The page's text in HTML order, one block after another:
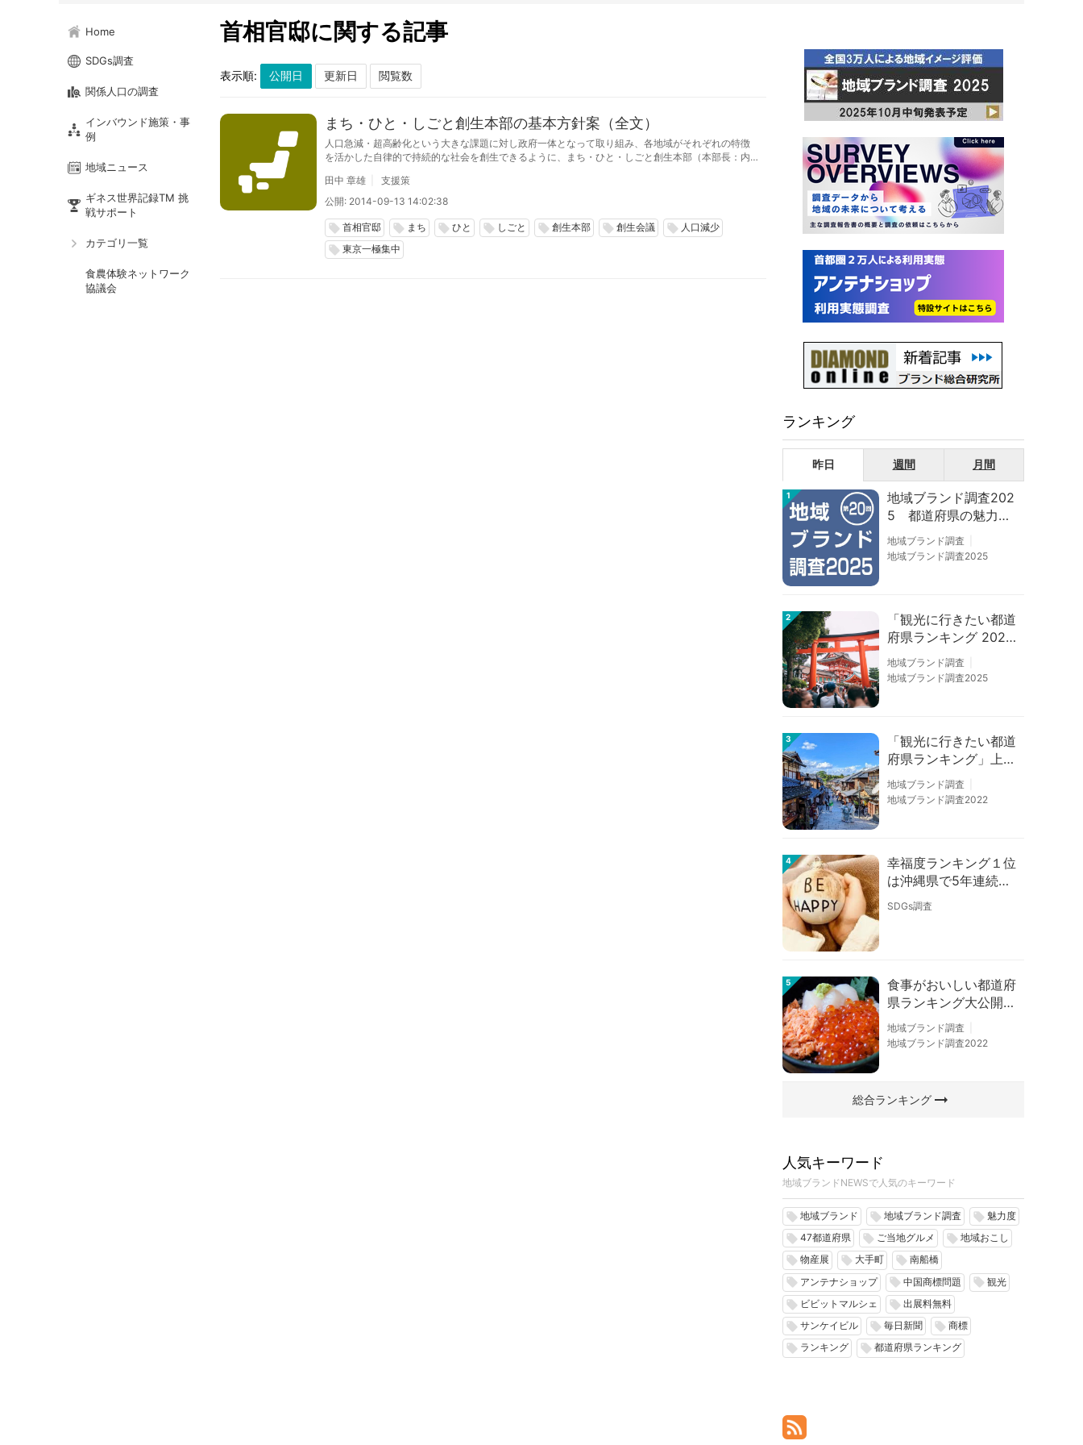
Home
SDGs調査
関係人口の調査
インバウンド施策・事
例
地域ニュース
ギネス世界記録TM 挑
戦サポート
カテゴリ一覧
食農体験ネットワーク
協議会
首相官邸に関する記事
表示順:
まち・ひと・しごと創生本部の基本方針案（全文）
人口急減・超高齢化という大きな課題に対し政府一体となって取り組み、各地域がそれぞれの特徴
を活かした自律的で持続的な社会を創生できるように、まち・ひと・しごと創生本部（本部長：内
課題の解決などが提示された。
田中 章雄
支援策
公開: 2014-09-13 14:02:38
local_offer 首相官邸 local_offer まち local_offer ひと local_offer しごと local_offer 創生本部 local_offer 創生会議 local_offer 人口減少
local_offer 東京一極集中
ランキング
昨日 週間 月間
1
地域ブランド調査202
5 都道府県の魅力度
等調査結果
地域ブランド調査
地域ブランド調査2025
2
「観光に行きたい都道
府県ランキング 202
6」京都は低下、神奈
川上昇
地域ブランド調査
地域ブランド調査2025
3
「観光に行きたい都道
府県ランキング」上位
の順位に変動あり
地域ブランド調査
地域ブランド調査2022
4
幸福度ランキング１位
は沖縄県で5年連続！
佐賀、愛知が順位上昇
【幸福度調査2026】
SDGs調査
5
食事がおいしい都道府
県ランキング大公開！
１位は北海道、３位は
大阪府、２位は〇〇
地域ブランド調査
地域ブランド調査2022
総合ランキングarrow_right_alt
人気キーワード
地域ブランドNEWSで人気のキーワード
local_offer 地域ブランド local_offer 地域ブランド調査 local_offer 魅力度
local_offer 47都道府県 local_offer ご当地グルメ local_offer 地域おこし
local_offer 物産展 local_offer 大手町 local_offer 南船橋
local_offer アンテナショップ local_offer 中国商標問題 local_offer 観光
local_offer ビビットマルシェ local_offer 出展料無料
local_offer サンケイビル local_offer 毎日新聞 local_offer 商標
local_offer ランキング local_offer 都道府県ランキング